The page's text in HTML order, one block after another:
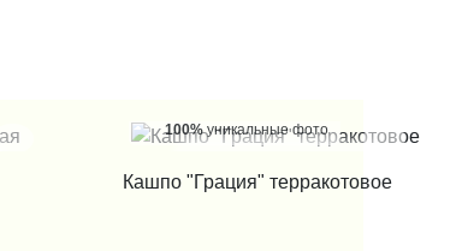
100%уникальные фото
Кашпо "Грация" терракотовое